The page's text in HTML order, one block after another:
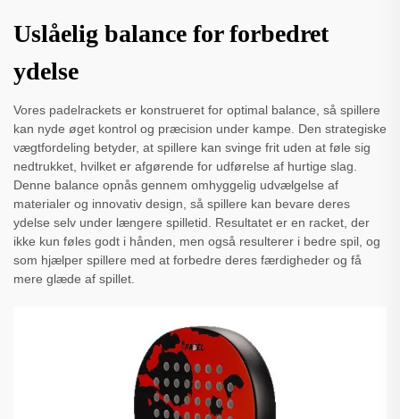
Uslåelig balance for forbedret
ydelse
Vores padelrackets er konstrueret for optimal balance, så spillere
kan nyde øget kontrol og præcision under kampe. Den strategiske
vægtfordeling betyder, at spillere kan svinge frit uden at føle sig
nedtrukket, hvilket er afgørende for udførelse af hurtige slag.
Denne balance opnås gennem omhyggelig udvælgelse af
materialer og innovativ design, så spillere kan bevare deres
ydelse selv under længere spilletid. Resultatet er en racket, der
ikke kun føles godt i hånden, men også resulterer i bedre spil, og
som hjælper spillere med at forbedre deres færdigheder og få
mere glæde af spillet.